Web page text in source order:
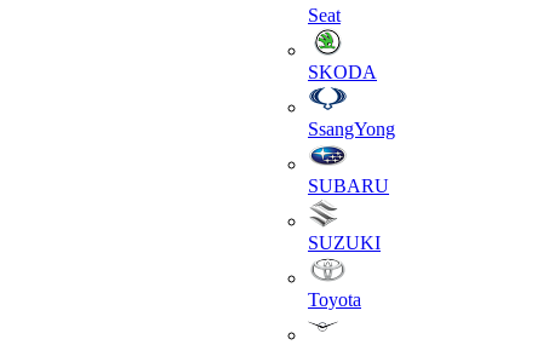
Seat
SKODA
SsangYong
SUBARU
SUZUKI
Toyota